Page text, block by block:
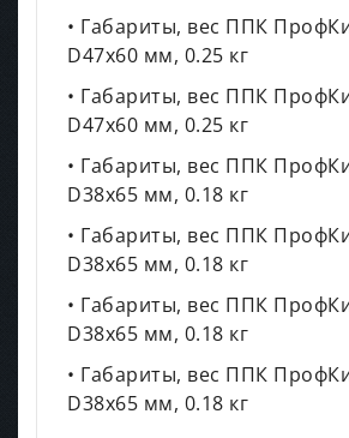
• Габариты, вес ППК
D47х60 мм, 0.25 кг
• Габариты, вес ППК
D47х60 мм, 0.25 кг
• Габариты, вес ППК
D38х65 мм, 0.18 кг
• Габариты, вес ППК
D38х65 мм, 0.18 кг
• Габариты, вес ППК
D38х65 мм, 0.18 кг
• Габариты, вес ППК
D38х65 мм, 0.18 кг